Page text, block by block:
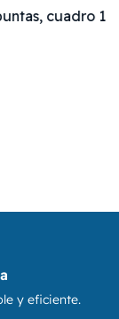
cuadro 1/2",
y eficiente.